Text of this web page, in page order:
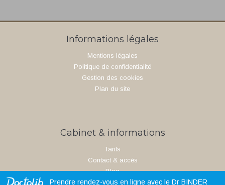
Prendre rendez-vous en ligne avec le Dr BINDER
Informations légales
Mentions légales
Politique de confidentialité
Gestion des cookies
Plan du site
Cabinet & informations
Tarifs
Contact & accès
Blog
Revue de presse